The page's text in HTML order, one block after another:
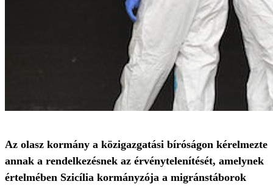
Az olasz kormány a közigazgatási bíróságon kérelmezte
annak a rendelkezésnek az érvénytelenítését, amelynek
értelmében Szicília kormányzója a migránstáborok